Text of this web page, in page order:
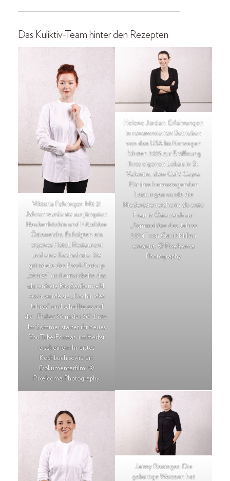
___________________________________
Das Kuliktiv-Team hinter den Rezepten
Viktoria Fahringer: Mit 21
Jahren wurde sie zur jüngsten
Haubenköchin und Hôtelière
Österreichs. Es folgten ein
eigenes Hotel, Res­taurant
und eine Kochschule. Sie
gründete das Food-­Start-up
„Veatzz“ und entwickelte das
glutenfreie Bio-Zaubermehl.
2024 wurde sie „Köchin des
Jahres“ und schaffte es auf
die „Forbes 30 under 30“-Liste.
Im Sommer startet ihr neues
YouTube-Format, im Herbst
erscheinen ihr erstes
Kochbuch sowie ein
Dokumentarfilm. ©
Pixelcoma Photography
Helena Jordan: Erfahrungen
in renommierten Betrieben
von den USA bis Norwegen
führten 2023 zur Eröffnung
ihres eigenen Lokals in St.
Valentin, dem Café Capra.
Für ihre herausragenden
Leistungen wurde die
Niederösterreicherin als erste
Frau in Österreich zur
„Sommelière des Jahres
2024“ von Gault Millau
ernannt. © Pixelcoma
Photography
Jaimy Reisinger: Die
gebürtige Weizerin hat